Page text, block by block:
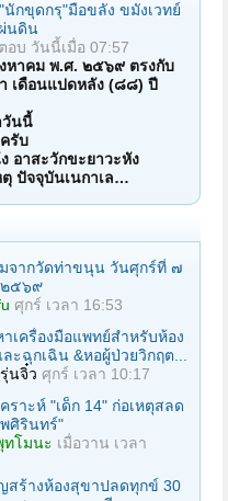
"นักขุดกรุ"มือขลัง ขมังเวทย์
นดิน
ตอบ วันนี้เมื่อ 07:57
หาคม พ.ศ. ๒๕๖๙ ตรงกับ
เดือนแปดหลัง (๘๘) ปี
วันนี้
รับ
อาสะวักขะยาวะหัง
ปัจจุบันเนกาเล…
มจากวัดท่าขนุน วันศุกร์ที่ ๗
๒๕๖๙
ศุกร์ เวลา 16:53
เครื่องมือแพทย์สำหรับห้อง
ะฉุกเฉิน &หอผู้ป่วยวิกฤต...
นจิ๋ว ศุกร์ เวลา 10:17
ราะห์ "เด็ก 14" ก่อเหตุสลด
พศิรินทร์"
ทโมนะ เมื่อวาน เวลา
สร้างห้องสุขาปลดทุกข์ 30